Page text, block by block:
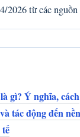
2026 từ các
gì? Ý nghĩa, cách
tác động đến nền